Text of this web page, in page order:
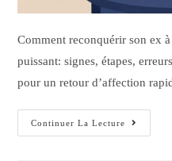
Comment reconquérir son ex
puissant: signes, étapes,
pour un retour d’affection
Continuer La Lecture